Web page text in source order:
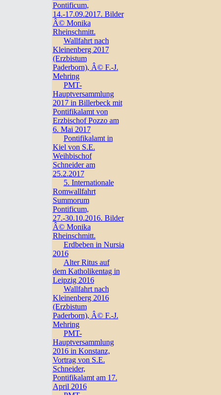
Pontificum,
14.-17.09.2017. Bilder
Â© Monika
Rheinschmitt.
Wallfahrt nach
Kleinenberg 2017
(Erzbistum
Paderborn), Â© F.-J.
Mehring
PMT-
Hauptversammlung
2017 in Billerbeck mit
Pontifikalamt von
Erzbischof Pozzo am
6. Mai 2017
Pontifikalamt in
Kiel von S.E.
Weihbischof
Schneider am
25.2.2017
5. Internationale
Romwallfahrt
Summorum
Pontificum,
27.-30.10.2016. Bilder
Â© Monika
Rheinschmitt.
Erdbeben in Nursia
2016
Alter Ritus auf
dem Katholikentag in
Leipzig 2016
Wallfahrt nach
Kleinenberg 2016
(Erzbistum
Paderborn), Â© F.-J.
Mehring
PMT-
Hauptversammlung
2016 in Konstanz,
Vortrag von S.E.
Schneider,
Pontifikalamt am 17.
April 2016